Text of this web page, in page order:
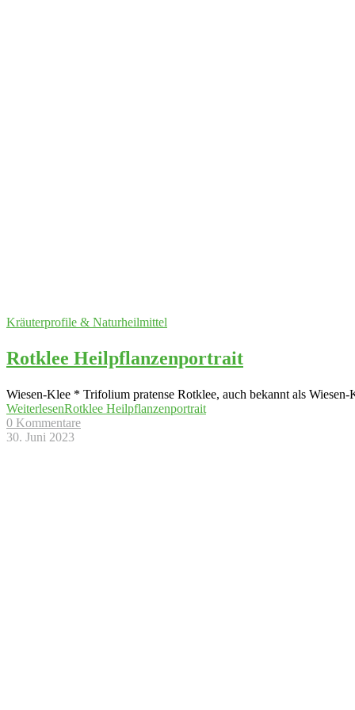
Kräuterprofile & Naturheilmittel
Rotklee Heilpflanzenportrait
Wiesen-Klee * Trifolium pratense Rotklee, auch bekannt als
WeiterlesenRotklee Heilpflanzenportrait
0 Kommentare
30. Juni 2023